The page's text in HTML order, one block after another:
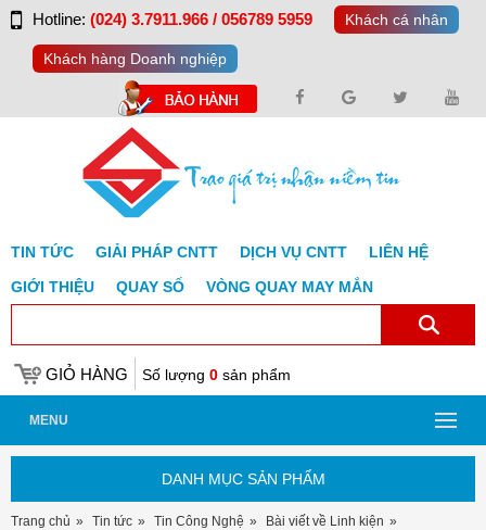
Hotline: (024) 3.7911.966 / 056789 5959 Khách cá nhân
Khách hàng Doanh nghiệp
TIN TỨC GIẢI PHÁP CNTT DỊCH VỤ CNTT
LIÊN HỆ
GIỚI THIỆU
QUAY SỐ VÒNG QUAY MAY MẮN
GIỎ HÀNG Số lượng 0 sản phẩm
MENU
DANH MỤC SẢN PHẨM
Trang chủ Tin tức Tin Công Nghệ
Bài viết về Linh kiện